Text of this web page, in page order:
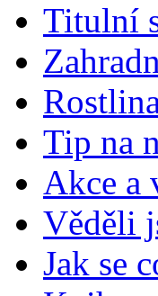
Titulní
Tip na
Akce a
Věděli
Jak se